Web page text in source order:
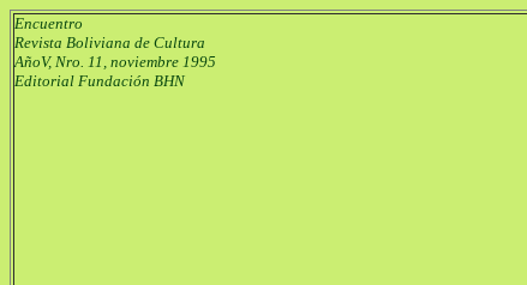
Encuentro
Revista Boliviana de Cultura
AñoV, Nro. 11, noviembre 1995
Editorial Fundación BHN